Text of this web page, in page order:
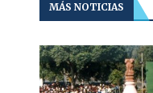
MÁS NOTICIAS